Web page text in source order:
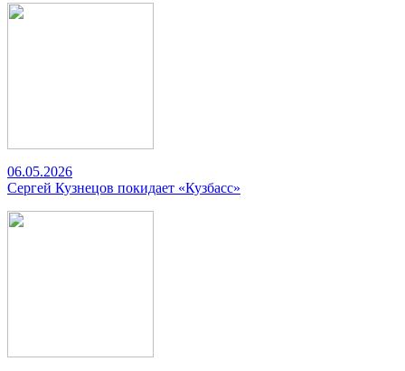
06.05.2026
Сергей Кузнецов покидает «Кузбасс»